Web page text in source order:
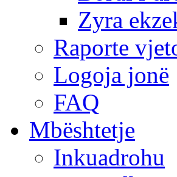
Zyra
Raporte
Logoja jonë
FAQ
Mbështetje
Inkuadrohu